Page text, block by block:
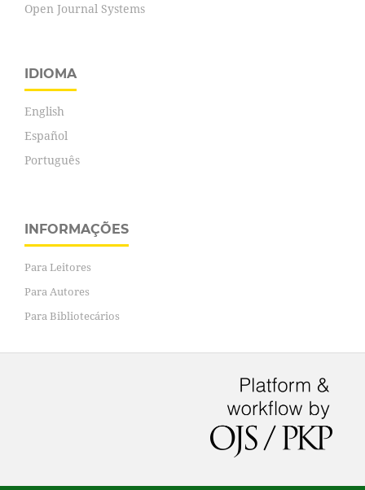
Open Journal Systems
IDIOMA
English
Español
Português
INFORMAÇÕES
Para Leitores
Para Autores
Para Bibliotecários